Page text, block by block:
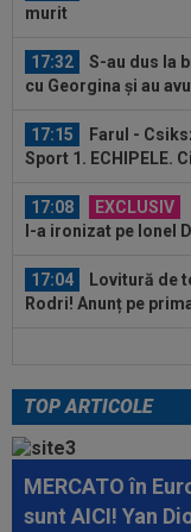
murit
17:32
S-au dus la
cu Georgina și au
17:15
Farul -
Sport 1. ECHIPELE.
17:08 EXCLUSIV
l-a ironizat pe Ionel
17:04
Lovitură de
Rodri! Anunț pe
Dan
18:03
Comunicat
despre Jorge Messi
17:42
Giovanni
FCSB și nu s-a ferit
TOP ARTICOLE
MERCATO în
sunt AICI! Yan